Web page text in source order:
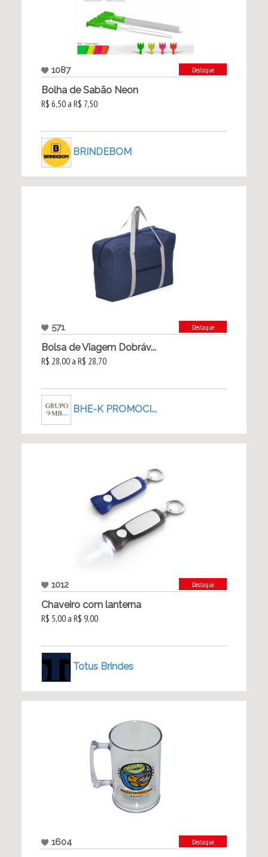
1087 Destaque
Bolha de Sabão Neon
R$ 6,50 a R$ 7,50
BRINDEBOM
571 Destaque
Bolsa de Viagem Dobráv...
R$ 28,00 a R$ 28,70
BHE-K PROMOCI...
1012 Destaque
Chaveiro com lanterna
R$ 5,00 a R$ 9,00
Totus Brindes
1604 Destaque